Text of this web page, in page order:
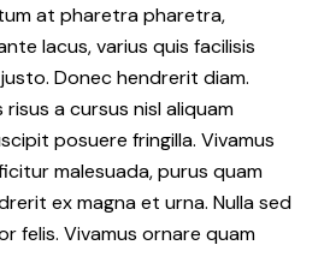
at pharetra pharetra,
lacus, varius quis facilisis
Donec hendrerit diam.
a cursus nisl aliquam
posuere fringilla. Vivamus
malesuada, purus quam
ex magna et urna. Nulla sed
felis. Vivamus ornare quam